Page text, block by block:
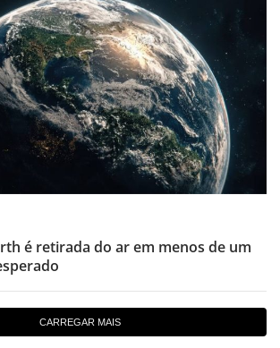
é retirada do ar em menos de um
CARREGAR MAIS